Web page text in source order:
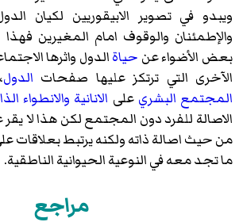
ويبدو في تصوير الابيقوريين لكيان
والإطمئنان والوقوف امام المغيرين
بعض الأضواء عن حياةالدول واثرها
الآخرى التي ترتكز عليها صفحات الدول
المجتمع البشري على الانانية والانطواء
الاصالة للفرد دون المجتمع لكن هذا لا يقر
من حيث اصالة ذاته ولكنه يرتبط بعلاقات
ما تجد معه في النوعية الحيوانية الناطقية.
مراجع